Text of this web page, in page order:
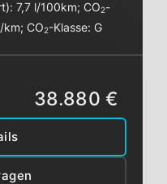
7,7 l/100km;CO2-
km;CO2-Klasse:G
38.880 €